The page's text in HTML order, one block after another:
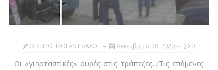
ΘΕΣΠΡΩΤΙΚΟΙ ΑΝΤΙΛΑΛΟΙ Δεκεμβρίου 28, 2020 0
Οι «γιορταστικές» ουρές στις τράπεζες...!Τις επόμενες